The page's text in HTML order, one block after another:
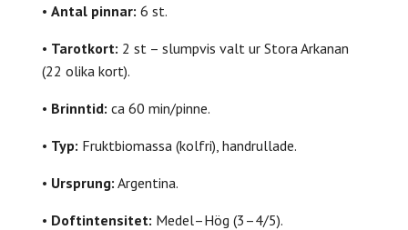
• Antal pinnar: 6 st.
• Tarotkort: 2 st – slumpvis valt ur Stora Arkanan
(22 olika kort).
• Brinntid: ca 60 min/pinne.
• Typ: Fruktbiomassa (kolfri), handrullade.
• Ursprung: Argentina.
• Doftintensitet: Medel–Hög (3–4/5).